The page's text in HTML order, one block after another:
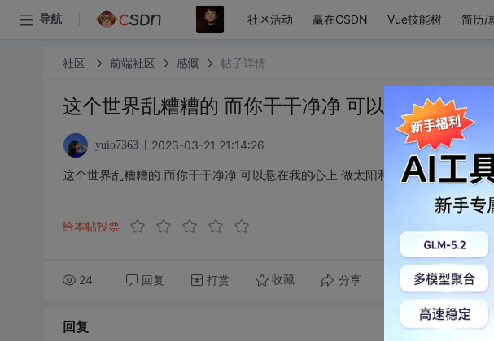
导航 社区活动 赢在CSDN Vue技能树 简历/
社区 前端社区 感慨 帖子详情
这个世界乱糟糟的 而你干干净净 可以悬在我的心
yuio7363 2023-03-21 21:14:26
这个世界乱糟糟的 而你干干净净 可以悬在我的心上 做太阳和月亮
给本帖投票
24 回复 打赏 收藏 分享 转发到动态
回复